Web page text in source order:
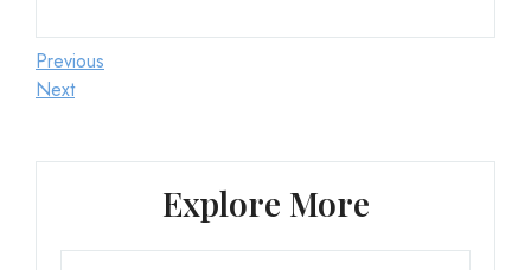
Berichtnavigatie
Previous
Post
Previous
Next
Next
Explore More